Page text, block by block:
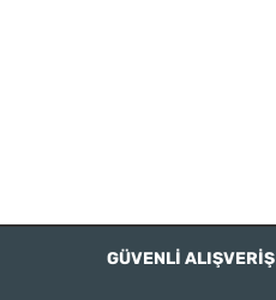
GÜVENLI ALIŞVERIŞ